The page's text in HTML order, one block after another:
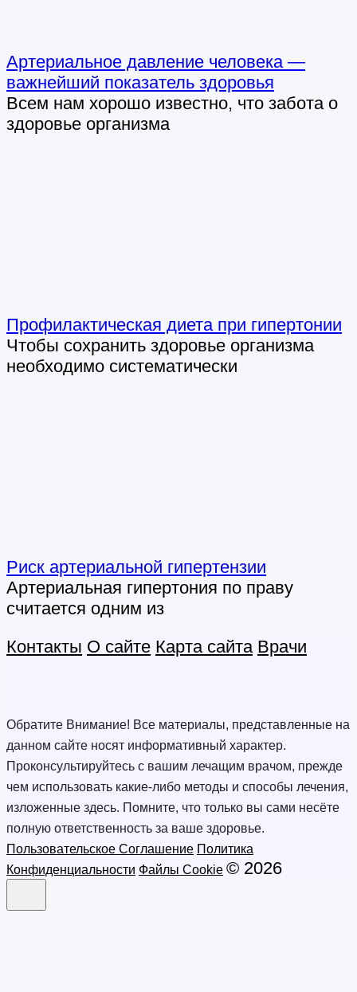
Артериальное давление человека —
важнейший показатель здоровья
Всем нам хорошо известно, что забота о
здоровье организма
Профилактическая диета при гипертонии
Чтобы сохранить здоровье организма
необходимо систематически
Риск артериальной гипертензии
Артериальная гипертония по праву
считается одним из
Контакты О сайте Карта сайта Врачи
Обратите Внимание! Все материалы, представленные на
данном сайте носят информативный характер.
Проконсультируйтесь с вашим лечащим врачом, прежде
чем использовать какие-либо методы и способы лечения,
изложенные здесь. Помните, что только вы сами несёте
полную ответственность за ваше здоровье.
Пользовательское Соглашение Политика
Конфиденциальности Файлы Cookie © 2026